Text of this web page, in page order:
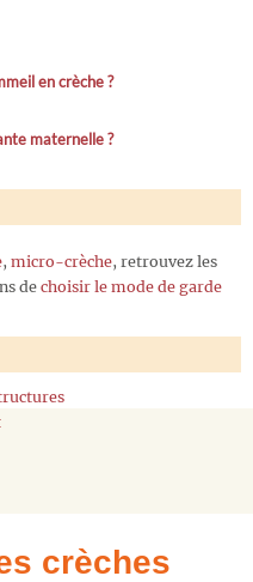
en crèche ?
maternelle ?
, micro-crèche, retrouvez les
de choisir le mode de garde
crèches